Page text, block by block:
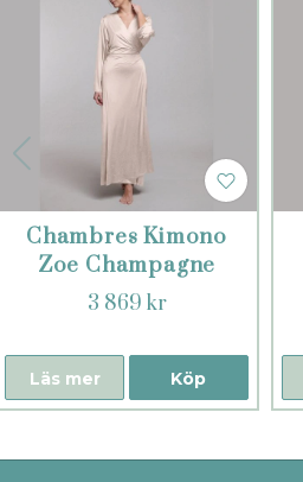
Chambres Kimono
Zoe Champagne
3 869 kr
Köp
Läs mer